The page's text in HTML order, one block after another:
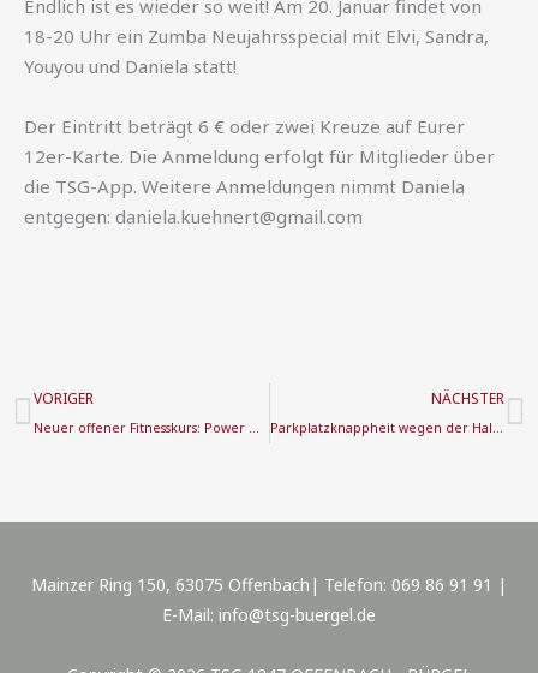
Endlich ist es wieder so weit! Am 20. Januar findet von
18-20 Uhr ein Zumba Neujahrsspecial mit Elvi, Sandra,
Youyou und Daniela statt!
Der Eintritt beträgt 6 € oder zwei Kreuze auf Eurer
12er-Karte. Die Anmeldung erfolgt für Mitglieder über
die TSG-App. Weitere Anmeldungen nimmt Daniela
entgegen: daniela.kuehnert@gmail.com
Zurück
VORIGER
Neuer offener Fitnesskurs: Power & Energie Dienstags 7:00-8:15 Uhr
NÄCHSTER
Parkplatzknappheit wegen der Hallenfussball Stadtmeisterschaften vom 12.01.-14.01.2024
Mainzer Ring 150, 63075 Offenbach| Telefon: 069 86 91 91 |
E-Mail: info@tsg-buergel.de